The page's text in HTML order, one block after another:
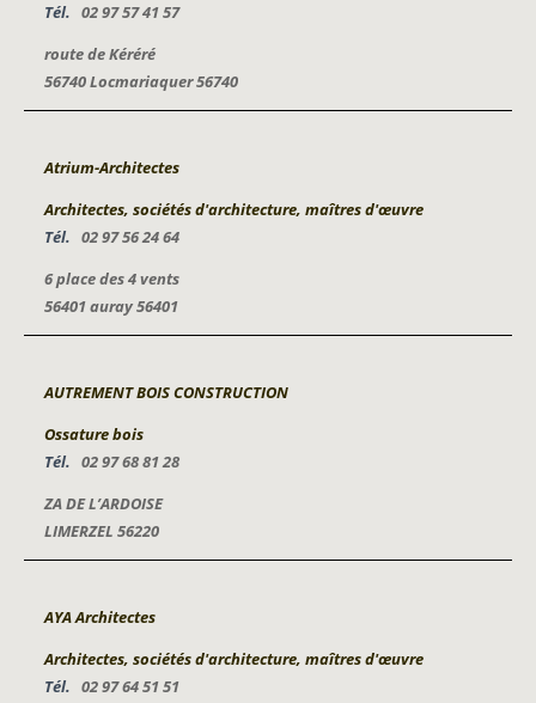
Tél. 02 97 57 41 57
route de Kéréré
56740 Locmariaquer 56740
Atrium-Architectes
Architectes, sociétés d'architecture, maîtres d'œuvre
Tél. 02 97 56 24 64
6 place des 4 vents
56401 auray 56401
AUTREMENT BOIS CONSTRUCTION
Ossature bois
Tél. 02 97 68 81 28
ZA DE L’ARDOISE
LIMERZEL 56220
AYA Architectes
Architectes, sociétés d'architecture, maîtres d'œuvre
Tél. 02 97 64 51 51